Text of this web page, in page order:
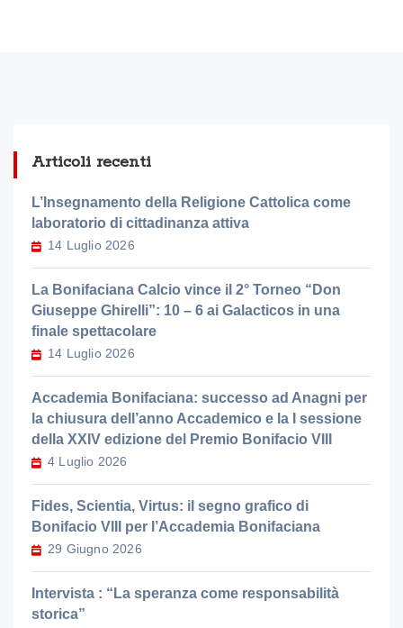
Articoli recenti
L’Insegnamento della Religione Cattolica come
laboratorio di cittadinanza attiva
14 Luglio 2026
La Bonifaciana Calcio vince il 2° Torneo “Don
Giuseppe Ghirelli”: 10 – 6 ai Galacticos in una
finale spettacolare
14 Luglio 2026
Accademia Bonifaciana: successo ad Anagni per
la chiusura dell’anno Accademico e la I sessione
della XXIV edizione del Premio Bonifacio VIII
4 Luglio 2026
Fides, Scientia, Virtus: il segno grafico di
Bonifacio VIII per l’Accademia Bonifaciana
29 Giugno 2026
Intervista : “La speranza come responsabilità
storica”